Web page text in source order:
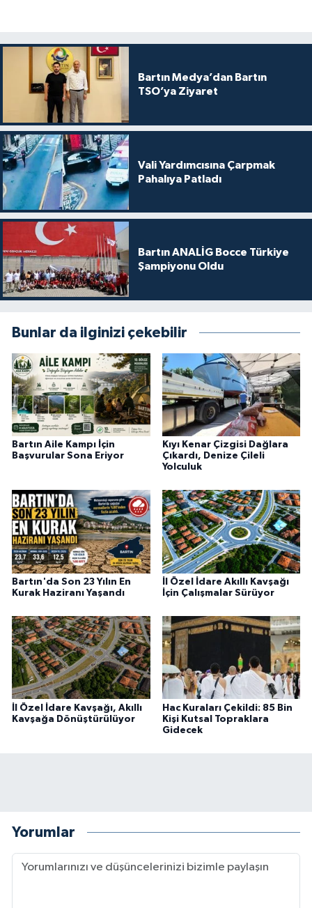
Bartın Medya’dan Bartın
TSO’ya Ziyaret
Vali Yardımcısına Çarpmak
Pahalıya Patladı
Bartın ANALİG Bocce Türkiye
Şampiyonu Oldu
Bunlar da ilginizi çekebilir
Bartın Aile Kampı İçin
Başvurular Sona Eriyor
Kıyı Kenar Çizgisi Dağlara
Çıkardı, Denize Çileli
Yolculuk
Bartın'da Son 23 Yılın En
Kurak Haziranı Yaşandı
İl Özel İdare Akıllı Kavşağı
İçin Çalışmalar Sürüyor
İl Özel İdare Kavşağı, Akıllı
Kavşağa Dönüştürülüyor
Hac Kuraları Çekildi: 85 Bin
Kişi Kutsal Topraklara
Gidecek
Yorumlar